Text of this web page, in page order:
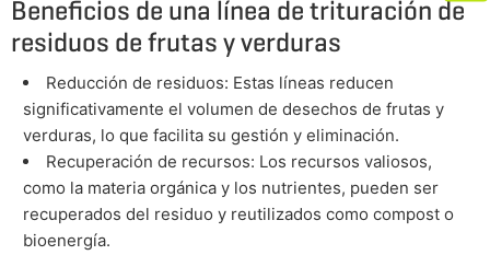
Beneficios de una línea de trituración de
residuos de frutas y verduras
Reducción de residuos: Estas líneas reducen
significativamente el volumen de desechos de frutas y
verduras, lo que facilita su gestión y eliminación.
Recuperación de recursos: Los recursos valiosos,
como la materia orgánica y los nutrientes, pueden ser
recuperados del residuo y reutilizados como compost o
bioenergía.